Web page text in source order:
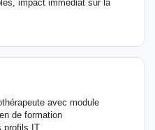
impact immédiat sur la
avec module
de formation
profils IT